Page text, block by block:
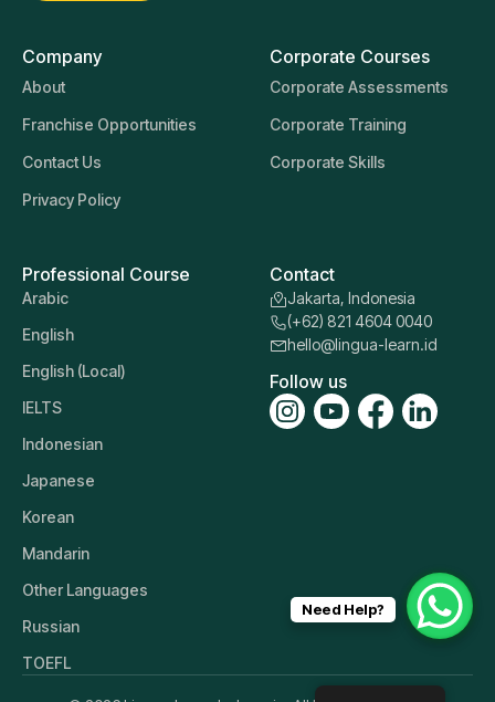
Company
About
Franchise Opportunities
Contact Us
Privacy Policy
Corporate Courses
Corporate Assessments
Corporate Training
Corporate Skills
Professional Course
Arabic
English
English (Local)
IELTS
Indonesian
Japanese
Korean
Mandarin
Other Languages
Russian
TOEFL
Contact
Jakarta, Indonesia
(+62) 821 4604 0040
hello@lingua-learn.id
Follow us
Need Help?